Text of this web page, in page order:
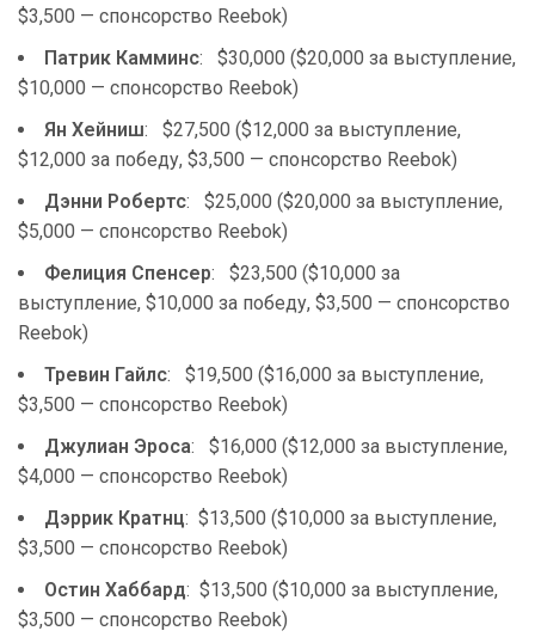
$3,500 — спонсорство Reebok)
Патрик Камминс: $30,000 ($20,000 за выступление,
$10,000 — спонсорство Reebok)
Ян Хейниш: $27,500 ($12,000 за выступление,
$12,000 за победу, $3,500 — спонсорство Reebok)
Дэнни Робертс: $25,000 ($20,000 за выступление,
$5,000 — спонсорство Reebok)
Фелиция Спенсер: $23,500 ($10,000 за
выступление, $10,000 за победу, $3,500 — спонсорство
Reebok)
Тревин Гайлс: $19,500 ($16,000 за выступление,
$3,500 — спонсорство Reebok)
Джулиан Эроса: $16,000 ($12,000 за выступление,
$4,000 — спонсорство Reebok)
Дэррик Кратнц: $13,500 ($10,000 за выступление,
$3,500 — спонсорство Reebok)
Остин Хаббард: $13,500 ($10,000 за выступление,
$3,500 — спонсорство Reebok)